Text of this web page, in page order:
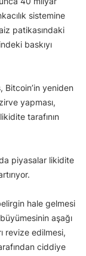
sistemine
patikasındaki
baskıyı
Bitcoin’in yeniden
yapması,
tarafının
piyasalar likidite
hale gelmesi
aşağı
revize edilmesi,
ciddiye